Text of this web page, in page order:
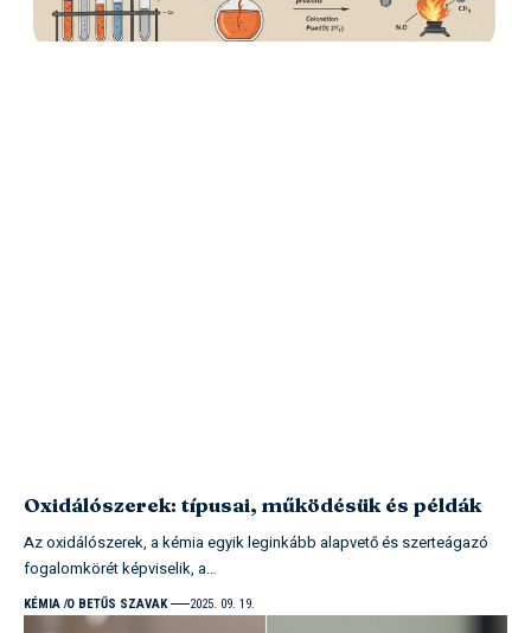
Oxidálószerek: típusai, működésük és példák
Az oxidálószerek, a kémia egyik leginkább alapvető és szerteágazó
fogalomkörét képviselik, a…
KÉMIA O BETŰS SZAVAK 2025. 09. 19.